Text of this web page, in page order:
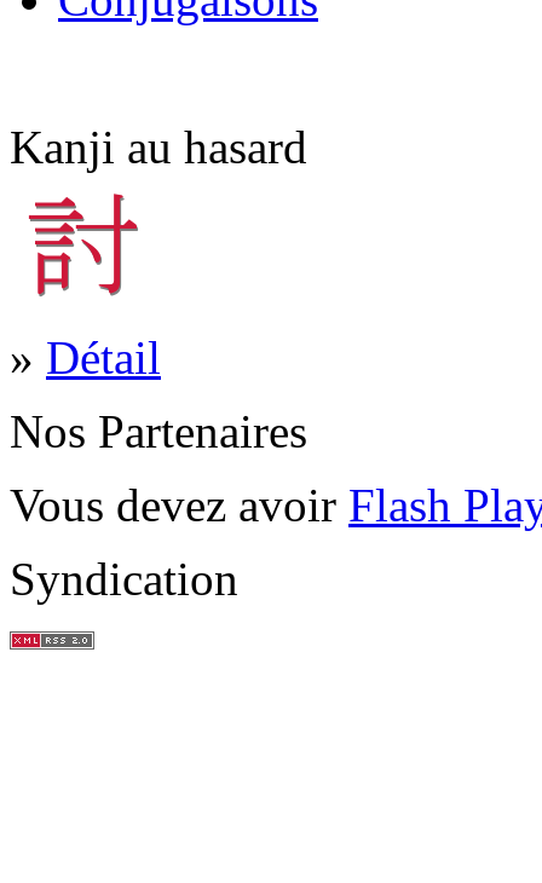
Kanji au hasard
» Détail
Nos Partenaires
Vous devez avoir Flash
Syndication